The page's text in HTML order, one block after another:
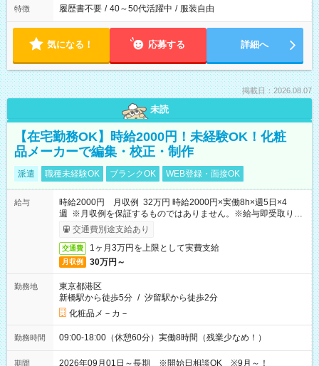
特徴 履歴書不要 / 40～50代活躍中 / 服装自由
気になる！ 応募する 詳細へ
掲載日：2026.08.07
未読
【在宅勤務OK】時給2000円！未経験OK！化粧
品メーカーで編集・校正・制作
派遣 職種未経験OK ブランクOK WEB登録・面接OK
給与
時給2000円 月収例 32万円 時給2000円×実働8h×週5日×4
週 ※月収例を保証するものではありません。※給与即受取りサ
ービス利用可（利用条件有）
交通費別途支給あり
交通費 1ヶ月3万円を上限として実費支給
月収例 30万円～
勤務地
東京都港区
新橋駅から徒歩5分 / 汐留駅から徒歩2分
化粧品メ－カ－
勤務時間 09:00-18:00（休憩60分）実働8時間（残業少なめ！）
期間 2026年09月01日～長期 ※開始日相談OK ※9月～！